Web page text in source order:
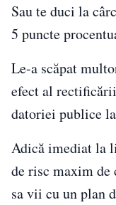
Sau te duci la
5 puncte
Le-a scăpat
efect al
datoriei publice
Adică imediat la
de risc maxim de
sa vii cu un plan